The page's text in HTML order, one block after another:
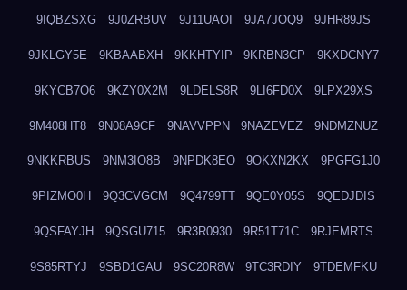
9IQBZSXG 9J0ZRBUV 9J11UAOI 9JA7JOQ9 9JHR89JS
9JKLGY5E 9KBAABXH 9KKHTYIP 9KRBN3CP 9KXDCNY7
9KYCB7O6 9KZY0X2M 9LDELS8R 9LI6FD0X 9LPX29XS
9M408HT8 9N08A9CF 9NAVVPPN 9NAZEVEZ 9NDMZNUZ
9NKKRBUS 9NM3IO8B 9NPDK8EO 9OKXN2KX 9PGFG1J0
9PIZMO0H 9Q3CVGCM 9Q4799TT 9QE0Y05S 9QEDJDIS
9QSFAYJH 9QSGU715 9R3R0930 9R51T71C 9RJEMRTS
9S85RTYJ 9SBD1GAU 9SC20R8W 9TC3RDIY 9TDEMFKU